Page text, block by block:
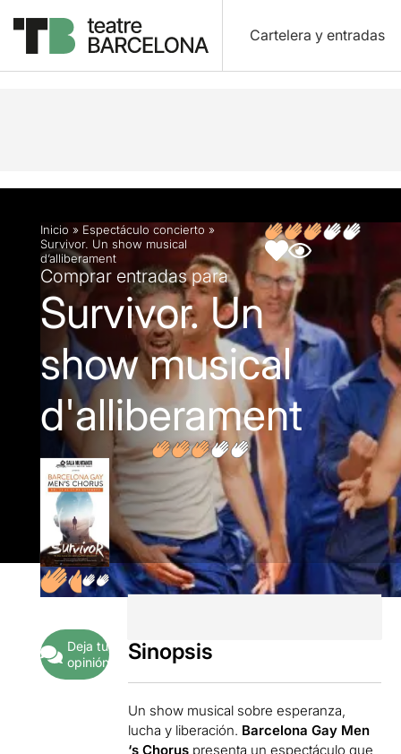
Cartelera y entradas
Descripción Ficha artística
Inicio » Espectáculo concierto »
Survivor. Un show musical
d’alliberament
Comprar entradas para
Survivor. Un
show musical
d'alliberament
Deja tu
opinión
Sinopsis
Un show musical sobre esperanza,
lucha y liberación. Barcelona Gay Men
‘s Chorus presenta un espectáculo que